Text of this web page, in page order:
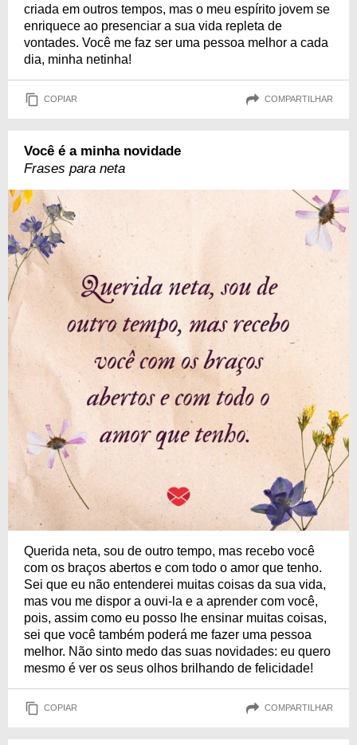
criada em outros tempos, mas o meu espírito jovem se
enriquece ao presenciar a sua vida repleta de
vontades. Você me faz ser uma pessoa melhor a cada
dia, minha netinha!
COPIAR COMPARTILHAR
Você é a minha novidade
Frases para neta
Querida neta, sou de outro tempo, mas recebo você
com os braços abertos e com todo o amor que tenho.
Sei que eu não entenderei muitas coisas da sua vida,
mas vou me dispor a ouvi-la e a aprender com você,
pois, assim como eu posso lhe ensinar muitas coisas,
sei que você também poderá me fazer uma pessoa
melhor. Não sinto medo das suas novidades: eu quero
mesmo é ver os seus olhos brilhando de felicidade!
COPIAR COMPARTILHAR